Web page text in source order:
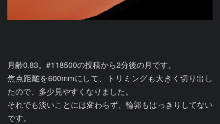
月齢0.83。#118500の投稿から2分後の月です。
焦点距離を600mmにして、トリミングも大きく切り出し
たので、多少見やすくなりました。
それでも淡いことには変わらず、輪郭もはっきりしてない
です。